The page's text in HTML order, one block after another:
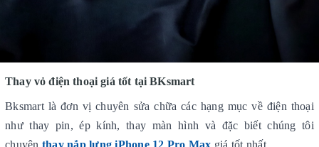
Thay vỏ điện thoại giá tốt tại BKsmart
Bksmart là đơn vị chuyên sửa chữa các hạng mục về điện thoại
như thay pin, ép kính, thay màn hình và đặc biết chúng tôi
chuyên thay nắp lưng iPhone 12 Pro Max giá tốt nhất